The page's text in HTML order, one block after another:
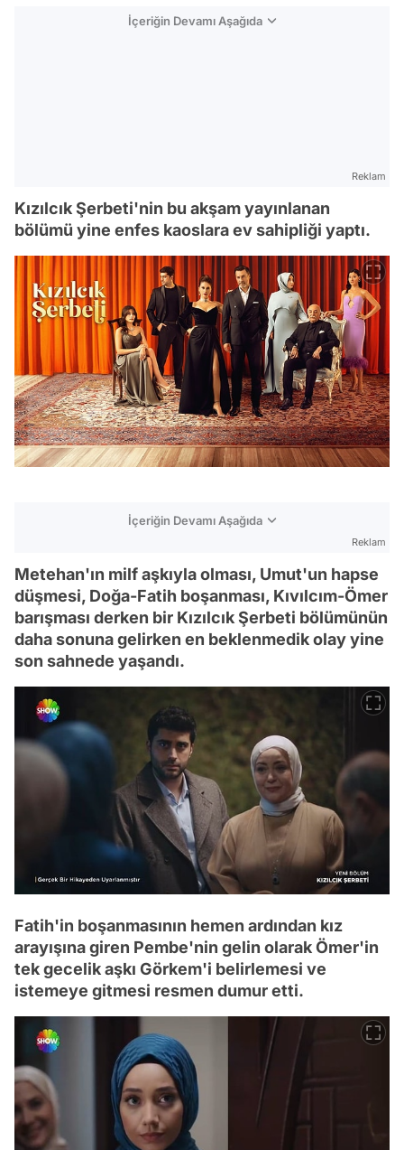
İçeriğin Devamı Aşağıda
Reklam
Kızılcık Şerbeti'nin bu akşam yayınlanan
bölümü yine enfes kaoslara ev sahipliği yaptı.
İçeriğin Devamı Aşağıda
Reklam
Metehan'ın milf aşkıyla olması, Umut'un hapse
düşmesi, Doğa-Fatih boşanması, Kıvılcım-Ömer
barışması derken bir Kızılcık Şerbeti bölümünün
daha sonuna gelirken en beklenmedik olay yine
son sahnede yaşandı.
Fatih'in boşanmasının hemen ardından kız
arayışına giren Pembe'nin gelin olarak Ömer'in
tek gecelik aşkı Görkem'i belirlemesi ve
istemeye gitmesi resmen dumur etti.